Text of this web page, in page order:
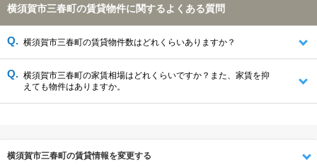
横須賀市三春町の賃貸物件に関するよくある質問
横須賀市三春町の賃貸物件数はどれくらいありますか？
横須賀市三春町の家賃相場はどれくらいですか？また、家賃を抑
えても物件はありますか。
横須賀市三春町の賃貸情報を変更する